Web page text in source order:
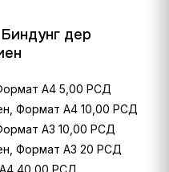
дер
А4 5,00 РСД
Формат А4 10,00 РСД
А3 10,00 РСД
Формат А3 20 РСД
40,00 РСД